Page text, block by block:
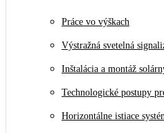
Práce vo výškach
Výstražná svetelná
Inštalácia a montáž
Technologické postupy
Horizontálne istiace